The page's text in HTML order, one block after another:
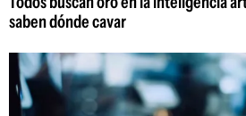
saben dónde cavar